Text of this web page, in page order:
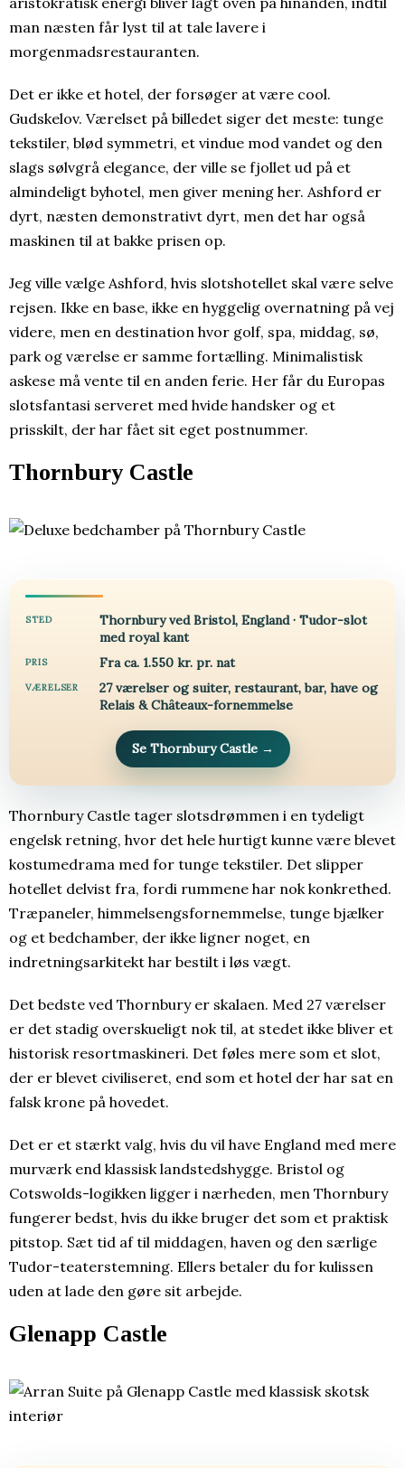
man næsten får lyst til at tale lavere i
morgenmadsrestauranten.
Det er ikke et hotel, der forsøger at være cool.
Gudskelov. Værelset på billedet siger det meste: tunge
tekstiler, blød symmetri, et vindue mod vandet og den
slags sølvgrå elegance, der ville se fjollet ud på et
almindeligt byhotel, men giver mening her. Ashford er
dyrt, næsten demonstrativt dyrt, men det har også
maskinen til at bakke prisen op.
Jeg ville vælge Ashford, hvis slotshotellet skal være selve
rejsen. Ikke en base, ikke en hyggelig overnatning på vej
videre, men en destination hvor golf, spa, middag, sø,
park og værelse er samme fortælling. Minimalistisk
askese må vente til en anden ferie. Her får du Europas
slotsfantasi serveret med hvide handsker og et
prisskilt, der har fået sit eget postnummer.
Thornbury Castle
STED
Thornbury ved Bristol, England · Tudor-slot
med royal kant
PRIS Fra ca. 1.550 kr. pr. nat
VÆRELSER
27 værelser og suiter, restaurant, bar, have og
Relais & Châteaux-fornemmelse
Se Thornbury Castle →
Thornbury Castle tager slotsdrømmen i en tydeligt
engelsk retning, hvor det hele hurtigt kunne være blevet
kostumedrama med for tunge tekstiler. Det slipper
hotellet delvist fra, fordi rummene har nok konkrethed.
Træpaneler, himmelsengsfornemmelse, tunge bjælker
og et bedchamber, der ikke ligner noget, en
indretningsarkitekt har bestilt i løs vægt.
Det bedste ved Thornbury er skalaen. Med 27 værelser
er det stadig overskueligt nok til, at stedet ikke bliver et
historisk resortmaskineri. Det føles mere som et slot,
der er blevet civiliseret, end som et hotel der har sat en
falsk krone på hovedet.
Det er et stærkt valg, hvis du vil have England med mere
murværk end klassisk landstedshygge. Bristol og
Cotswolds-logikken ligger i nærheden, men Thornbury
fungerer bedst, hvis du ikke bruger det som et praktisk
pitstop. Sæt tid af til middagen, haven og den særlige
Tudor-teaterstemning. Ellers betaler du for kulissen
uden at lade den gøre sit arbejde.
Glenapp Castle